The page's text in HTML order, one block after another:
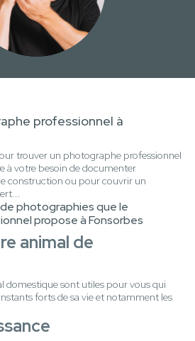
professionnel à
trouver un photographe professionnel
à votre besoin de documenter
construction ou pour couvrir un
photographies que le
propose à Fonsorbes
animal de
domestique sont utiles pour vous qui
forts de sa vie et notamment les